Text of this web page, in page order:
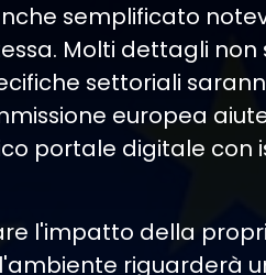
semplificato
Molti dettagli non
settoriali
europea
portale digitale con
l'impatto della
riguarderà